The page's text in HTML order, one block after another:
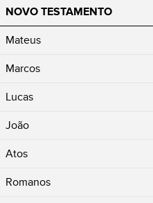
NOVO TESTAMENTO
Mateus
Marcos
Lucas
João
Atos
Romanos